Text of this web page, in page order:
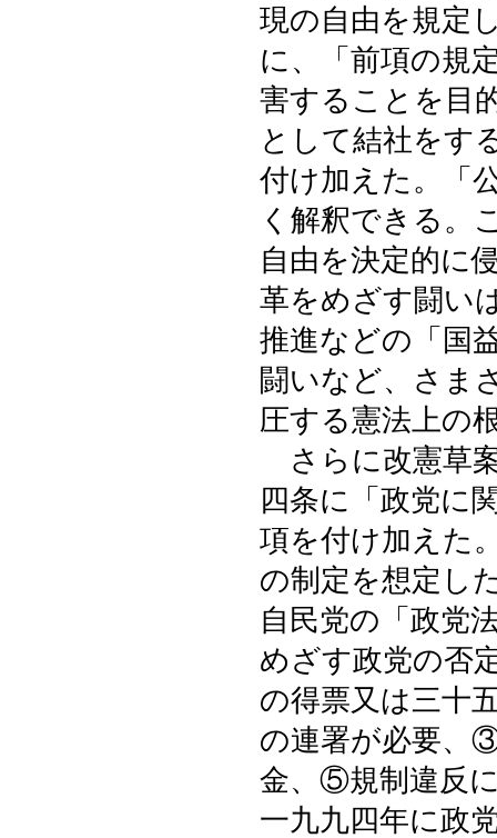
現の自由を規定
に、「前項の規
害することを目
として結社をす
付け加えた。「
く解釈できる。
自由を決定的に
革をめざす闘い
推進などの「国
闘いなど、さま
圧する憲法上の
さらに改憲草
四条に「政党に
項を付け加えた
の制定を想定し
自民党の「政党
めざす政党の否
の得票又は三十
の連署が必要、
金、⑤規制違反
一九九四年に政